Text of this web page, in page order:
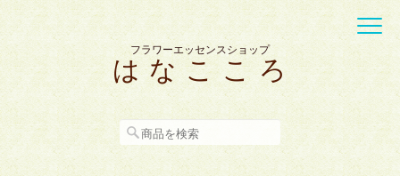
フラワーエッセンスショップ
は な こ こ ろ